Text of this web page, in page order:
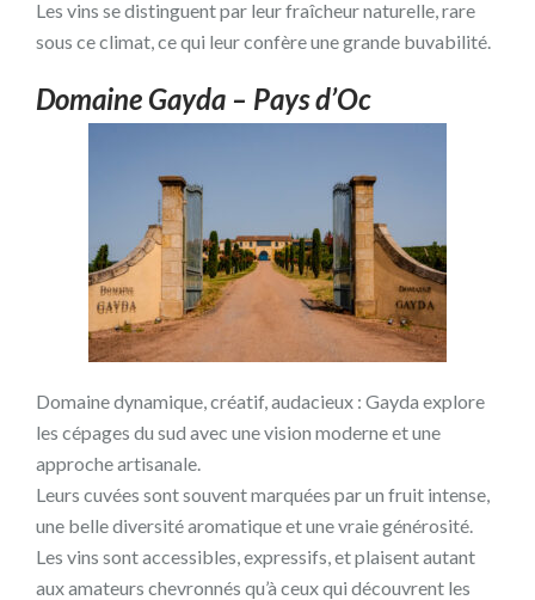
Les vins se distinguent par leur fraîcheur naturelle, rare
sous ce climat, ce qui leur confère une grande buvabilité.
Domaine Gayda – Pays d’Oc
Domaine dynamique, créatif, audacieux : Gayda explore
les cépages du sud avec une vision moderne et une
approche artisanale.
Leurs cuvées sont souvent marquées par un fruit intense,
une belle diversité aromatique et une vraie générosité.
Les vins sont accessibles, expressifs, et plaisent autant
aux amateurs chevronnés qu’à ceux qui découvrent les